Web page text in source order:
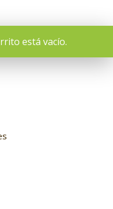
está vacío.